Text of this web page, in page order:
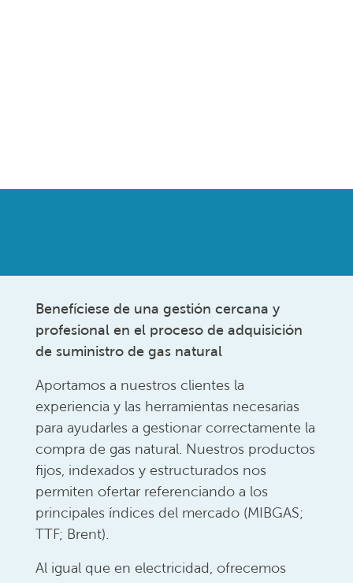
Benefíciese de una gestión cercana y
profesional en el proceso de adquisición
de suministro de gas natural
Aportamos a nuestros clientes la
experiencia y las herramientas necesarias
para ayudarles a gestionar correctamente la
compra de gas natural. Nuestros productos
fijos, indexados y estructurados nos
permiten ofertar referenciando a los
principales índices del mercado (MIBGAS;
TTF; Brent).
Al igual que en electricidad, ofrecemos